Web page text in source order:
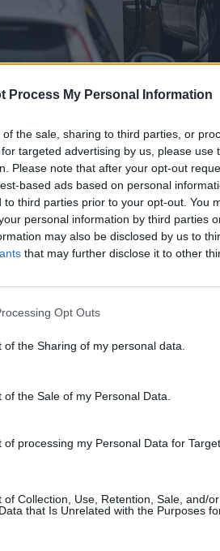
Process My Personal Information
the sale, sharing to third parties, or
targeted advertising by us, please use
Please note that after your opt-out
based ads based on personal
to third parties prior to your opt-out. You
personal information by third parties
may also be disclosed by us to
that may further disclose it to other
Opt Outs
of the Sharing of my personal data.
the Sale of my Personal Data.
of processing my Personal Data for
of Collection, Use, Retention, Sale, and/
that Is Unrelated with the Purposes
szczytach. Droższe paliwo